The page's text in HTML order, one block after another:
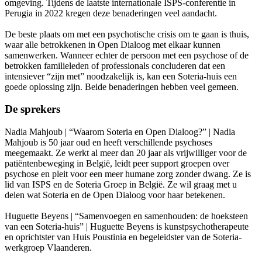
omgeving. Tijdens de laatste internationale ISPS-conferentie in
Perugia in 2022 kregen deze benaderingen veel aandacht.
De beste plaats om met een psychotische crisis om te gaan is thuis,
waar alle betrokkenen in Open Dialoog met elkaar kunnen
samenwerken. Wanneer echter de persoon met een psychose of de
betrokken familieleden of professionals concluderen dat een
intensiever “zijn met” noodzakelijk is, kan een Soteria-huis een
goede oplossing zijn. Beide benaderingen hebben veel gemeen.
De sprekers
Nadia Mahjoub | “Waarom Soteria en Open Dialoog?” | Nadia
Mahjoub is 50 jaar oud en heeft verschillende psychoses
meegemaakt. Ze werkt al meer dan 20 jaar als vrijwilliger voor de
patiëntenbeweging in België, leidt peer support groepen over
psychose en pleit voor een meer humane zorg zonder dwang. Ze is
lid van ISPS en de Soteria Groep in België. Ze wil graag met u
delen wat Soteria en de Open Dialoog voor haar betekenen.
Huguette Beyens | “Samenvoegen en samenhouden: de hoeksteen
van een Soteria-huis” | Huguette Beyens is kunstpsychotherapeute
en oprichtster van Huis Poustinia en begeleidster van de Soteria-
werkgroep Vlaanderen.